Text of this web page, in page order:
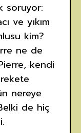
soruyor:
ve yıkım
kim?
ne de
kendi
nereye
de hiç